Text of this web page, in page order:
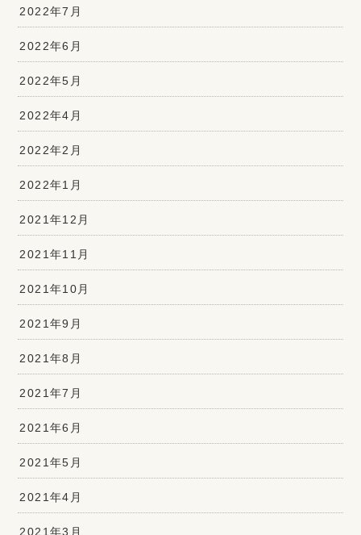
2022年7月
2022年6月
2022年5月
2022年4月
2022年2月
2022年1月
2021年12月
2021年11月
2021年10月
2021年9月
2021年8月
2021年7月
2021年6月
2021年5月
2021年4月
2021年3月